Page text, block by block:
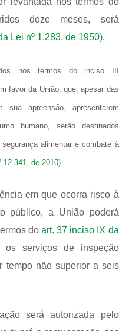
doze meses, será
Lei nº 1.283, de 1950).
nos termos do inciso III
favor da União, que, apesar das
sua apreensão, apresentarem
humano, serão destinados
alimentar e combate à
12.341, de 2010).
em que ocorra risco à
público, a União poderá
doart. 37 inciso IX da
os serviços de inspeção
tempo não superior a seis
será autorizada pelo